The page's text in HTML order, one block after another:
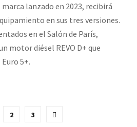
lanzado en 2023, recibirá
en sus tres versiones.
en el Salón de París,
motor diésel REVO D+ que
5+.
2 3